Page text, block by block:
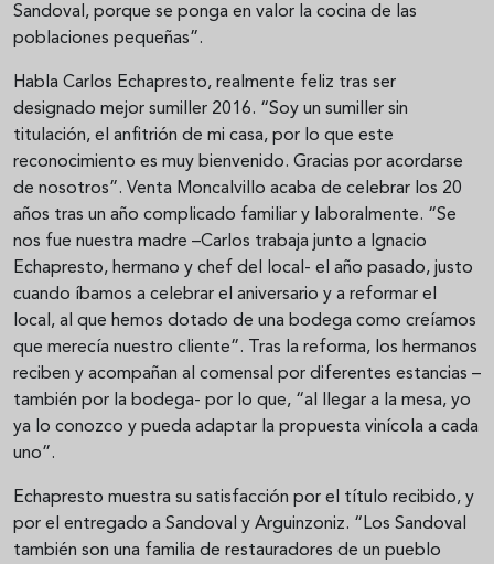
Sandoval, porque se ponga en valor la cocina de las
poblaciones pequeñas”.
Habla Carlos Echapresto, realmente feliz tras ser
designado mejor sumiller 2016. “Soy un sumiller sin
titulación, el anfitrión de mi casa, por lo que este
reconocimiento es muy bienvenido. Gracias por acordarse
de nosotros”. Venta Moncalvillo acaba de celebrar los 20
años tras un año complicado familiar y laboralmente. “Se
nos fue nuestra madre –Carlos trabaja junto a Ignacio
Echapresto, hermano y chef del local- el año pasado, justo
cuando íbamos a celebrar el aniversario y a reformar el
local, al que hemos dotado de una bodega como creíamos
que merecía nuestro cliente”. Tras la reforma, los hermanos
reciben y acompañan al comensal por diferentes estancias –
también por la bodega- por lo que, “al llegar a la mesa, yo
ya lo conozco y pueda adaptar la propuesta vinícola a cada
uno”.
Echapresto muestra su satisfacción por el título recibido, y
por el entregado a Sandoval y Arguinzoniz. “Los Sandoval
también son una familia de restauradores de un pueblo